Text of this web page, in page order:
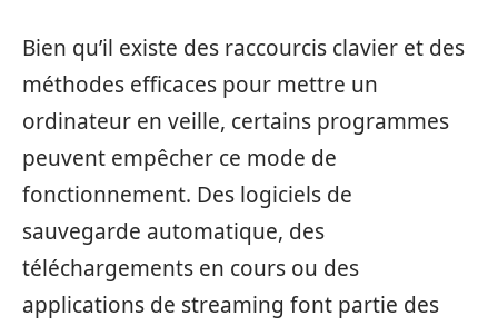
Bien qu’il existe des raccourcis clavier et des
méthodes efficaces pour mettre un
ordinateur en veille, certains programmes
peuvent empêcher ce mode de
fonctionnement. Des logiciels de
sauvegarde automatique, des
téléchargements en cours ou des
applications de streaming font partie des